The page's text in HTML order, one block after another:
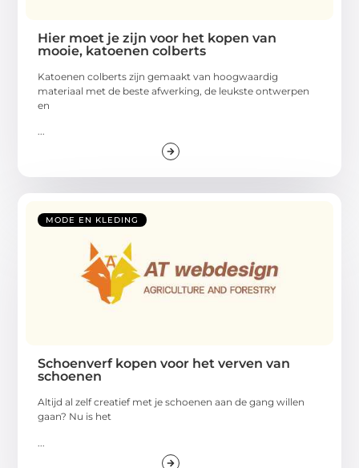
Hier moet je zijn voor het kopen van
mooie, katoenen colberts
Katoenen colberts zijn gemaakt van hoogwaardig
materiaal met de beste afwerking, de leukste ontwerpen
en
...
MODE EN KLEDING
Schoenverf kopen voor het verven van
schoenen
Altijd al zelf creatief met je schoenen aan de gang willen
gaan? Nu is het